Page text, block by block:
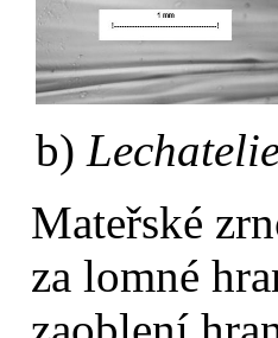
b)
Mateřské
za lomné